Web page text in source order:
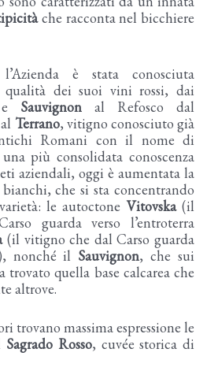
che racconta nel bicchiere
è stata conosciuta
dei suoi vini rossi, dai
Sauvignon al Refosco dal
Terrano, vitigno conosciuto già
Romani con il nome di
più consolidata conoscenza
aziendali, oggi è aumentata la
che si sta concentrando
le autoctoneVitovska(il
guarda verso l’entroterra
(il vitigno che dal Carso guarda
nonché il Sauvignon, che sui
trovato quella base calcarea che
altrove.
trovano massima espressione le
Sagrado Rosso, cuvée storica di